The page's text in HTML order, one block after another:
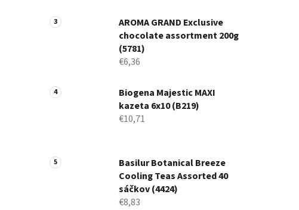
AROMA GRAND Exclusive
chocolate assortment 200g
(5781)
€6,36
Biogena Majestic MAXI
kazeta 6x10 (B219)
€10,71
Basilur Botanical Breeze
Cooling Teas Assorted 40
sáčkov (4424)
€8,83